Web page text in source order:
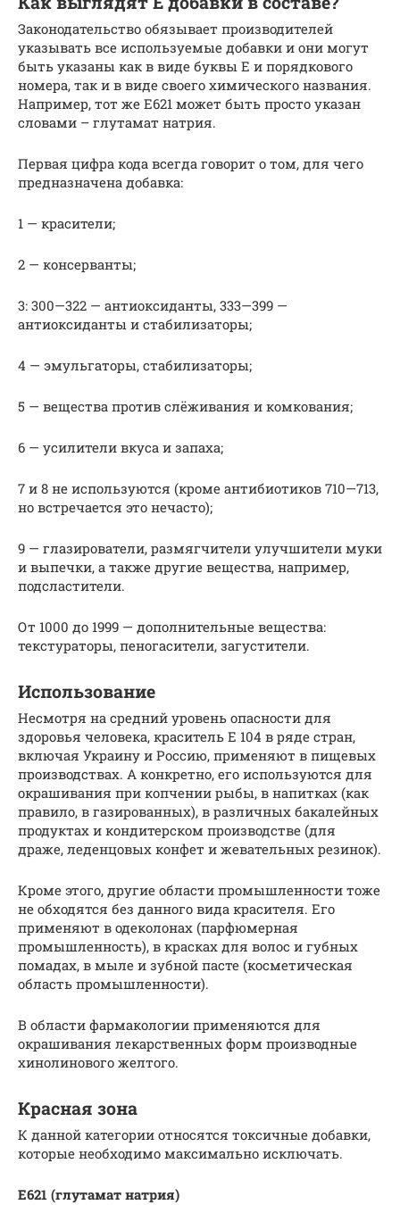
Законодательство обязывает производителей
указывать все используемые добавки и они могут
быть указаны как в виде буквы Е и порядкового
номера, так и в виде своего химического названия.
Например, тот же Е621 может быть просто указан
словами – глутамат натрия.
Первая цифра кода всегда говорит о том, для чего
предназначена добавка:
1 — красители;
2 — консерванты;
3: 300—322 — антиоксиданты, 333—399 —
антиоксиданты и стабилизаторы;
4 — эмульгаторы, стабилизаторы;
5 — вещества против слёживания и комкования;
6 — усилители вкуса и запаха;
7 и 8 не используются (кроме антибиотиков 710—713,
но встречается это нечасто);
9 — глазирователи, размягчители улучшители муки
и выпечки, а также другие вещества, например,
подсластители.
От 1000 до 1999 — дополнительные вещества:
текстураторы, пеногасители, загустители.
Использование
Несмотря на средний уровень опасности для
здоровья человека, краситель Е 104 в ряде стран,
включая Украину и Россию, применяют в пищевых
производствах. А конкретно, его используются для
окрашивания при копчении рыбы, в напитках (как
правило, в газированных), в различных бакалейных
продуктах и кондитерском производстве (для
драже, леденцовых конфет и жевательных резинок).
Кроме этого, другие области промышленности тоже
не обходятся без данного вида красителя. Его
применяют в одеколонах (парфюмерная
промышленность), в красках для волос и губных
помадах, в мыле и зубной пасте (косметическая
область промышленности).
В области фармакологии применяются для
окрашивания лекарственных форм производные
хинолинового желтого.
Красная зона
К данной категории относятся токсичные добавки,
которые необходимо максимально исключать.
Е621 (глутамат натрия)